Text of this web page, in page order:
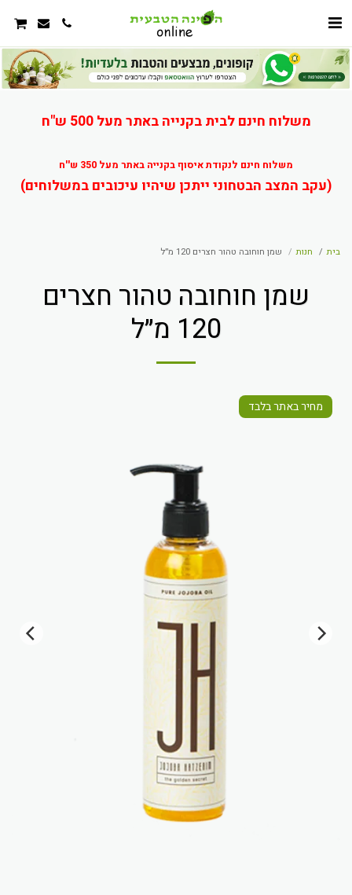
משלוח חינם לבית בקנייה באתר מעל 500 ש"ח
משלוח חינם לנקודת איסוף בקנייה באתר מעל 350 ש''ח
(עקב המצב הבטחוני ייתכן שיהיו עיכובים במשלוחים)
בית חנות שמן חוחובה טהור חצרים 120 מ״ל
שמן חוחובה טהור חצרים
120 מ״ל
מחיר באתר בלבד